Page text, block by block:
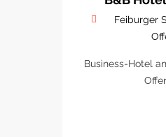
Feiburger
Business-Hotel